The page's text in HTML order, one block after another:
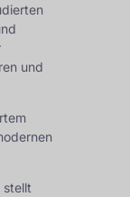
und
stellt